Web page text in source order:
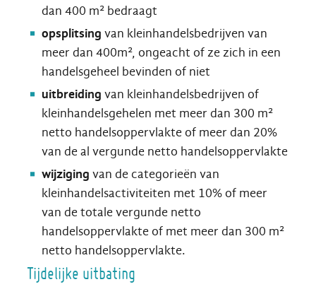
dan 400 m² bedraagt
opsplitsing van kleinhandelsbedrijven van
meer dan 400m², ongeacht of ze zich in een
handelsgeheel bevinden of niet
uitbreiding van kleinhandelsbedrijven of
kleinhandelsgehelen met meer dan 300 m²
netto handelsoppervlakte of meer dan 20%
van de al vergunde netto handelsoppervlakte
wijziging van de categorieën van
kleinhandelsactiviteiten met 10% of meer
van de totale vergunde netto
handelsoppervlakte of met meer dan 300 m²
netto handelsoppervlakte.
Tijdelijke uitbating